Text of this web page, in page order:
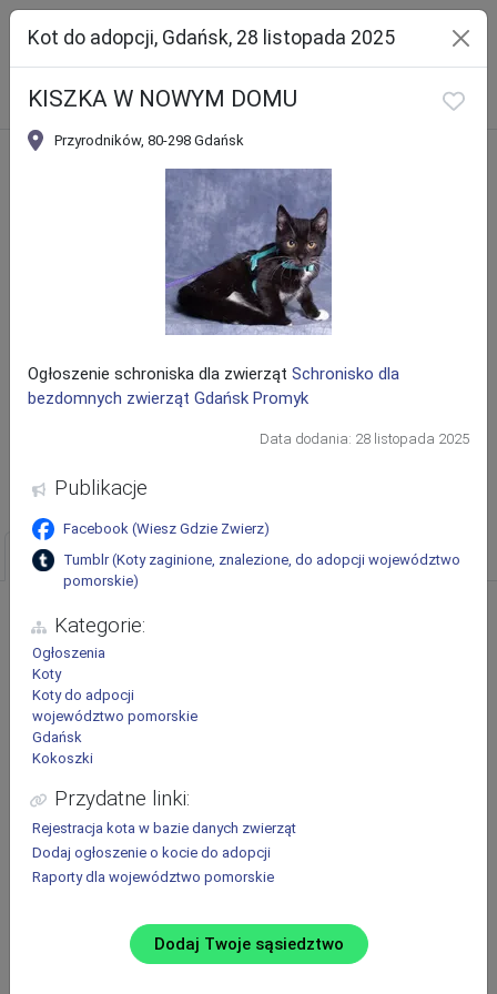
Kot do adopcji, Gdańsk, 28 listopada 2025
KISZKA W NOWYM DOMU
Przyrodników, 80-298 Gdańsk
Ogłoszenie schroniska dla zwierząt Schronisko dla
bezdomnych zwierząt Gdańsk Promyk
Data dodania: 28 listopada 2025
Publikacje
Facebook (Wiesz Gdzie Zwierz)
Tumblr(Koty zaginione, znalezione, do adopcji województwo
pomorskie)
Kategorie:
Ogłoszenia
Koty
Koty do adpocji
województwo pomorskie
Gdańsk
Kokoszki
Przydatne linki:
Rejestracja kota w bazie danych zwierząt
Dodaj ogłoszenie o kocie do adopcji
Raporty dla województwo pomorskie
Dodaj Twoje sąsiedztwo
Zwierzę:
Pies
Rodzaj ogłoszenia:
Zaginął
Opublikowane:
Ostatnie 2 tygodnie
Ogłoszenia Schroniska Pokaż filtry
Szukaj
Ładowanie mapy...